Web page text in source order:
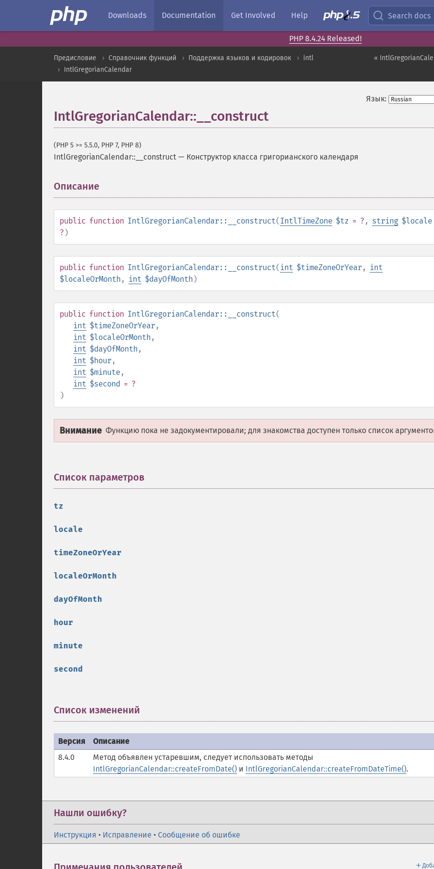
Downloads Documentation Get Involved Help Search docs
PHP 8.4.24 Released!
«
Предисловие Справочник функций Поддержка языков и кодировок
intl
IntlGregorianCalendar
Язык:
IntlGregorianCalendar::__construct
(PHP 5 >= 5.5.0, PHP 7, PHP 8)
IntlGregorianCalendar::__construct — Конструктор класса григорианского календаря
Описание
public function IntlGregorianCalendar::__construct(IntlTimeZone $tz = ? , string $locale
? )
public function IntlGregorianCalendar::__construct( int $timeZoneOrYear,
int
$localeOrMonth , int $dayOfMonth )
public function IntlGregorianCalendar::__construct(
int $timeZoneOrYear,
int $localeOrMonth ,
int $dayOfMonth ,
int $hour,
int $minute,
int $second = ?
)
Внимание Функцию пока не задокументировали; для знакомства доступен только список
Список параметров
tz
locale
timeZoneOrYear
localeOrMonth
dayOfMonth
hour
minute
second
Список изменений
Версия
Описание
8.4.0
Метод объявлен устаревшим, следует использовать методы
IntlGregorianCalendar::createFromDate() и IntlGregorianCalendar::createFromDateTime().
Нашли ошибку?
Инструкция • Исправление • Сообщение об ошибке
＋